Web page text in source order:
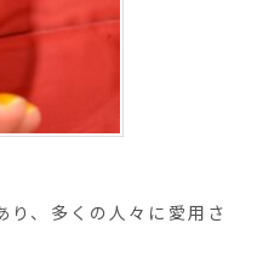
り、多くの人々に愛用さ